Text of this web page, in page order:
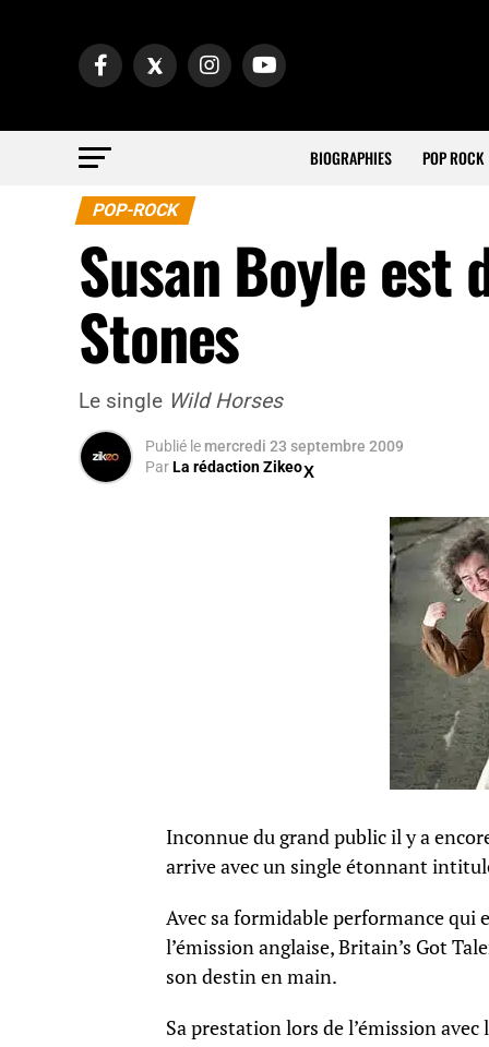
BIOGRAPHIES POP ROCK
POP-ROCK
Susan Boyle est
Stones
Le single Wild Horses
Publié le mercredi 23 septembre 2009
ParLa rédaction Zikeo
Inconnue du grand public il y a
arrive avec un single étonnant
Avec sa formidable performance qui
l’émission anglaise, Britain’s Got
son destin en main.
Sa prestation lors de l’émission